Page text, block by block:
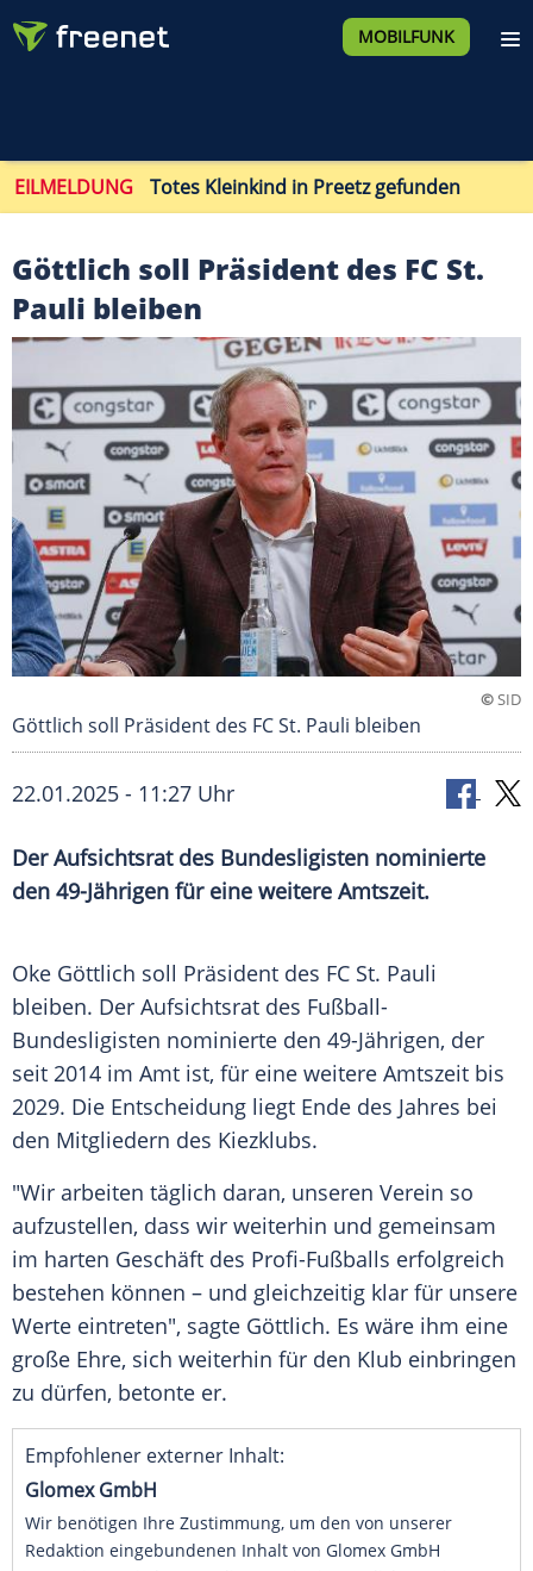
MOBILFUNK
EILMELDUNG Totes Kleinkind in Preetz gefunden
Göttlich soll Präsident des FC St.
Pauli bleiben
©SID
Göttlich soll Präsident des FC St. Pauli bleiben
22.01.2025 - 11:27 Uhr
Der Aufsichtsrat des Bundesligisten nominierte
den 49-Jährigen für eine weitere Amtszeit.
Oke Göttlich soll Präsident des FC St. Pauli
bleiben. Der Aufsichtsrat des Fußball-
Bundesligisten nominierte den 49-Jährigen, der
seit 2014 im Amt ist, für eine weitere Amtszeit bis
2029. Die Entscheidung liegt Ende des Jahres bei
den Mitgliedern des Kiezklubs.
"Wir arbeiten täglich daran, unseren Verein so
aufzustellen, dass wir weiterhin und gemeinsam
im harten Geschäft des Profi-Fußballs erfolgreich
bestehen können – und gleichzeitig klar für unsere
Werte eintreten", sagte Göttlich. Es wäre ihm eine
große Ehre, sich weiterhin für den Klub einbringen
zu dürfen, betonte er.
Empfohlener externer Inhalt:
Glomex GmbH
Wir benötigen Ihre Zustimmung, um den von unserer
Redaktion eingebundenen Inhalt von Glomex GmbH